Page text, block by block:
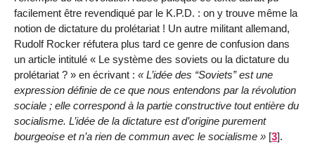
facilement être revendiqué par le K.P.D. : on y trouve même la
notion de dictature du prolétariat ! Un autre militant allemand,
Rudolf Rocker réfutera plus tard ce genre de confusion dans
un article intitulé « Le système des soviets ou la dictature du
prolétariat ? » en écrivant :
L’idée des Soviets est une
expression définie de ce que nous entendons par la révolution
sociale ; elle correspond à la partie constructive tout entière du
socialisme. L’idée de la dictature est d’origine purement
bourgeoise et n’a rien de commun avec le socialisme
[3].